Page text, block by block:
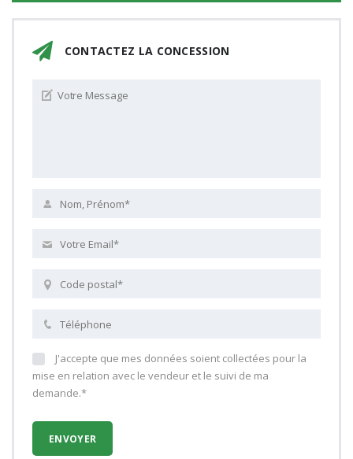
CONTACTEZ LA CONCESSION
J'accepte que mes données soient collectées pour la
mise en relation avec le vendeur et le suivi de ma
demande.*